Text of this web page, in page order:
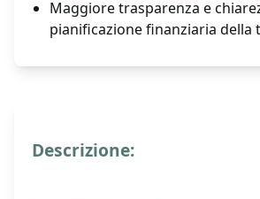
Maggiore trasparenza e
pianificazione finanziaria della
Descrizione: